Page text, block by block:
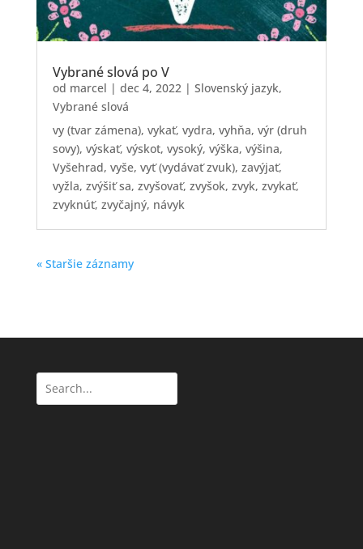
Vybrané slová po V
od marcel | dec 4, 2022 | Slovenský jazyk,
Vybrané slová
vy (tvar zámena), vykať, vydra, vyhňa, výr (druh
sovy), výskať, výskot, vysoký, výška, výšina,
Vyšehrad, vyše, vyť (vydávať zvuk), zavýjať,
vyžla, zvýšiť sa, zvyšovať, zvyšok, zvyk, zvykať,
zvyknúť, zvyčajný, návyk
« Staršie záznamy